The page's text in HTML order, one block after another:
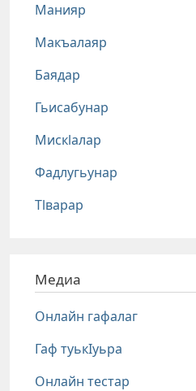
Манияр
Макъалаяр
Баядар
Гьисабунар
Мискlалар
Фадлугьунар
Тlварар
Медиа
Онлайн гафалаг
Гаф туькIуьра
Онлайн тестар